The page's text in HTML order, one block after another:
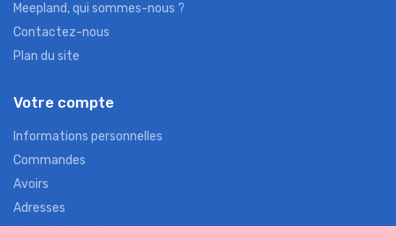
Meepland, qui sommes-nous ?
Contactez-nous
Plan du site
Votre compte
Informations personnelles
Commandes
Avoirs
Adresses